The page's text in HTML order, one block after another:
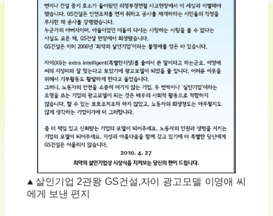
살인기업 2관왕 GS건설,자이 광고모델 이영애 씨
에게 보낸 편지